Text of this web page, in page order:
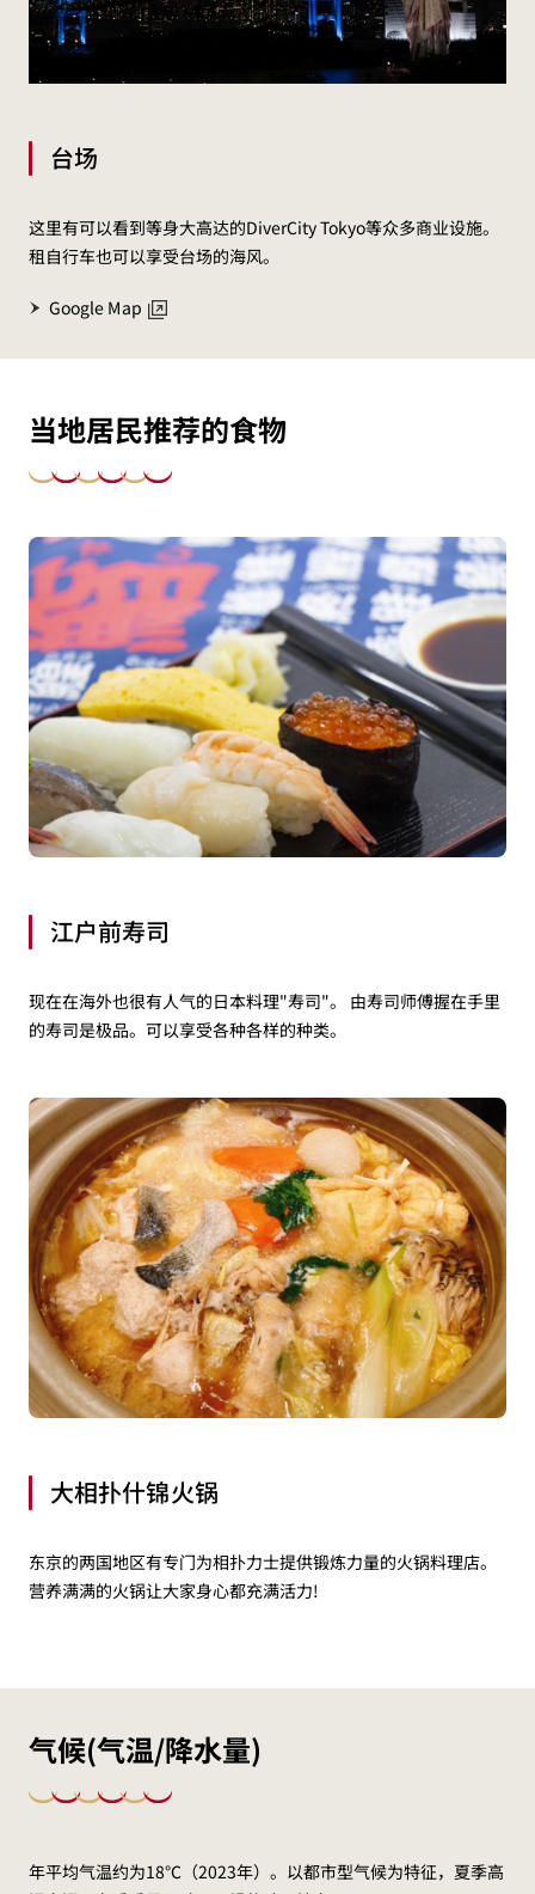
台场
这里有可以看到等身大高达的DiverCity Tokyo等众多商业设施。
租自行车也可以享受台场的海风。
Google Map
当地居民推荐的食物
江户前寿司
现在在海外也很有人气的日本料理"寿司"。 由寿司师傅握在手里
的寿司是极品。可以享受各种各样的种类。
大相扑什锦火锅
东京的两国地区有专门为相扑力士提供锻炼力量的火锅料理店。
营养满满的火锅让大家身心都充满活力!
气候(气温/降水量)
年平均气温约为18℃（2023年）。以都市型气候为特征，夏季高